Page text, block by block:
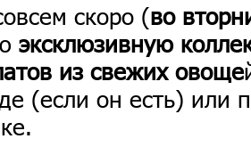
скоро (во
эксклюзивную
из свежих овоще
(если он есть) или